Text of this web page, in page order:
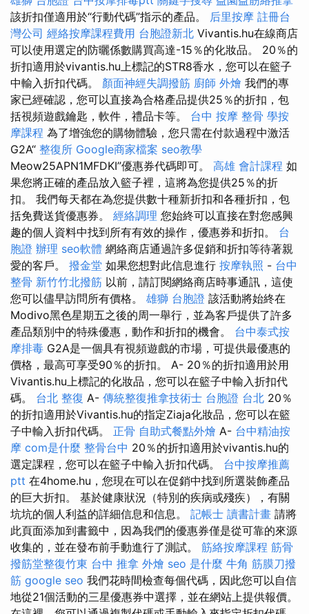
該折扣僅適用於“行動代碼”指示的產品。 后里按摩 註冊台
灣公司 經絡按摩課程費用 台胞證新北 Vivantis.hu在線商店
可以使用選定的防曬係數購買高達-15％的化妝品。 20％的
折扣適用於vivantis.hu上標記的STR8香水，您可以在籃子
中輸入折扣代碼。 顏面神經失調撥筋 廚師 外燴 我們的專
家已經確認，您可以直接為合格產品提供25％的折扣，包
括視頻遊戲鑰匙，軟件，禮品卡等。 台中 按摩 整骨 學按
摩課程 為了增強您的購物體驗，您只需在付款過程中激活
G2A“ 整復所 Google商家檔案 seo教學
Meow25APN1MFDKI”優惠券代碼即可。 高雄 會計課程 如
果您將正確的產品放入籃子裡，這將為您提供25％的折
扣。 我們每天都在為您提供數十種新折扣和各種折扣，包
括免費送貨優惠券。 經絡調理 您始終可以直接在對您感興
趣的個人資料中找到所有有效的操作，優惠券和折扣。 台
胞證 辦理 seo軟體 網絡商店通過許多促銷和折扣等待著親
愛的客戶。 撥金堂 如果您想對此信息進行 按摩執照 - 台中
整骨 新竹竹北撥筋 以前，請訂閱網絡商店時事通訊，這使
您可以儘早訪問所有價格。 雄獅 台胞證 該活動將始終在
Modivo黑色星期五之後的周一舉行，並為客戶提供了許多
產品類別中的特殊優惠，動作和折扣的機會。 台中泰式按
摩排毒 G2A是一個具有視頻遊戲的市場，可提供最優惠的
價格，最高可享受90％的折扣。 A- 20％的折扣適用於用
Vivantis.hu上標記的化妝品，您可以在籃子中輸入折扣代
碼。 台北 整復 A- 傳統整復推拿技術士 台胞證 台北 20％
的折扣適用於Vivantis.hu的指定Ziaja化妝品，您可以在籃
子中輸入折扣代碼。 正骨 自助式餐點外燴 A- 台中精油按
摩 com是什麼 整骨台中 20％的折扣適用於vivantis.hu的
選定課程，您可以在籃子中輸入折扣代碼。 台中按摩推薦
ptt 在4home.hu，您現在可以在促銷中找到所選裝飾產品
的巨大折扣。 基於健康狀況（特別的疾病或殘疾），有關
坑坑的個人利益的詳細信息和信息。 記帳士 讀書計畫 請將
此頁面添加到書籤中，因為我們的優惠券僅是從可靠的來源
收集的，並在發布前手動進行了測試。 筋絡按摩課程 筋骨
撥筋堂整復竹東 台中 推拿 外燴 seo 是什麼 牛角 筋膜刀撥
筋 google seo 我們花時間檢查每個代碼，因此您可以自信
地從21個活動的三星優惠券中選擇，並在網站上提供報價。